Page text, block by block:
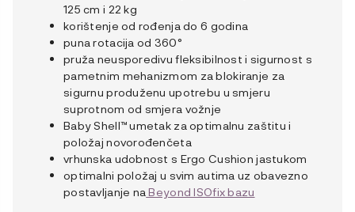
125 cm i 22 kg
korištenje od rođenja do 6 godina
puna rotacija od 360°
pruža neusporedivu fleksibilnost i sigurnost s
pametnim mehanizmom za blokiranje za
sigurnu produženu upotrebu u smjeru
suprotnom od smjera vožnje
Baby Shell™ umetak za optimalnu zaštitu i
položaj novorođenčeta
vrhunska udobnost s Ergo Cushion jastukom
optimalni položaj u svim autima uz obavezno
postavljanje na Beyond ISOfix bazu